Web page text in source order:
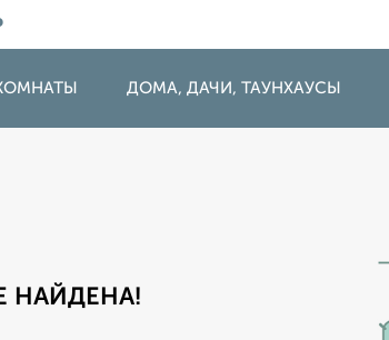
ДОМА, ДАЧИ, ТАУНХАУСЫ
НАЙДЕНА!